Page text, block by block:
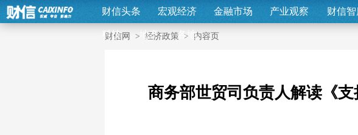
财信头条 宏观经济 金融市场 产业观察 财信智
科技 地产 各地
财信网 > 经济政策 > 内容页
商务部世贸司负责人解读《